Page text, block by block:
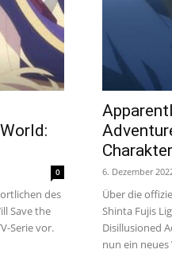
Anime,
Manga
0
des
Save the
Serie vor.
6. Dezember
Über die
Shinta Fujis
Disillusioned
nun ein neues